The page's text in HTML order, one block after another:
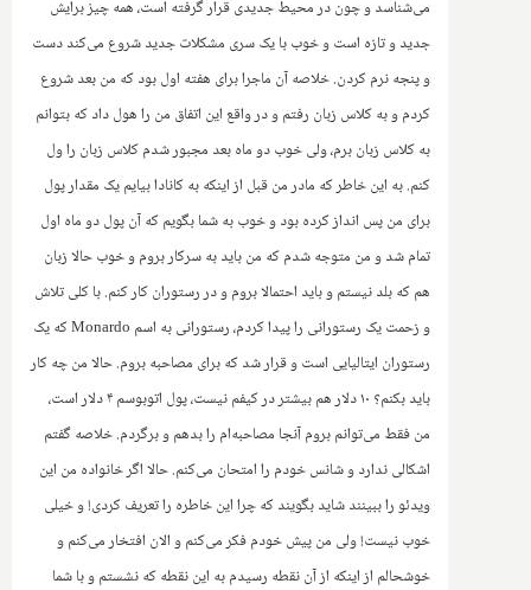
می‌شناسد و چون در محیط جدیدی قرار گرفته است، همه چیز برایش
جدید و تازه است و خوب با یک سری مشکلات جدید شروع می‌کند دست
و پنجه نرم کردن. خلاصه آن ماجرا برای هفته اول بود که من بعد شروع
کردم و به کلاس زبان رفتم و در واقع این اتفاق من را هول داد که بتوانم
به کلاس زبان برم، ولی خوب دو ماه بعد مجبور شدم کلاس زبان را ول
کنم. به این خاطر که مادر من قبل از اینکه به کانادا بیایم یک مقدار پول
برای من پس انداز کرده بود‌ و خوب به شما بگویم که آن پول دو ماه اول
تمام شد و من متوجه شدم که من باید به سرکار بروم و خوب حالا زبان
هم که بلد نیستم و باید احتمالا بروم و در رستوران کار کنم. با کلی تلاش
و زحمت یک رستورانی را پیدا کردم، رستورانی به اسم Monardoکه یک
رستوران ایتالیایی است و قرار شد که برای مصاحبه بروم. حالا من چه کار
باید بکنم؟ ۱۰ دلار هم بیشتر در کیفم نیست، پول اتوبوسم ۴ دلار است،
من فقط می‌توانم بروم آنجا مصاحبه‌ام را بدهم و برگردم. خلاصه گفتم
اشکالی ندارد و شانس خودم را امتحان می‌کنم. حالا اگر خانواده من این
ویدئو را ببینند شاید بگویند که چرا این خاطره را تعریف کردی! و خیلی
خوب نیست! ولی من پیش خودم فکر می‌کنم و الان افتخار می‌کنم و
خوشحالم از اینکه از آن نقطه رسیدم به این نقطه که نشستم و با شما